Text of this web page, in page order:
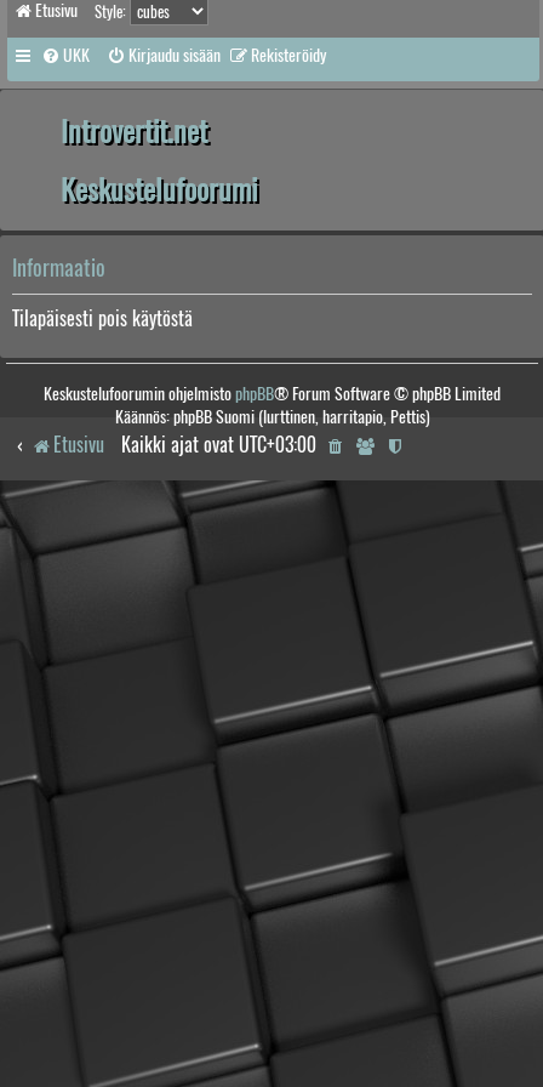
Etusivu Style:
UKK Kirjaudu sisään Rekisteröidy
Introvertit.net
Keskustelufoorumi
Informaatio
Tilapäisesti pois käytöstä
Keskustelufoorumin ohjelmistophpBB® Forum Software © phpBB Limited
Käännös: phpBB Suomi (lurttinen, harritapio, Pettis)
Etusivu Kaikki ajat ovat UTC+03:00